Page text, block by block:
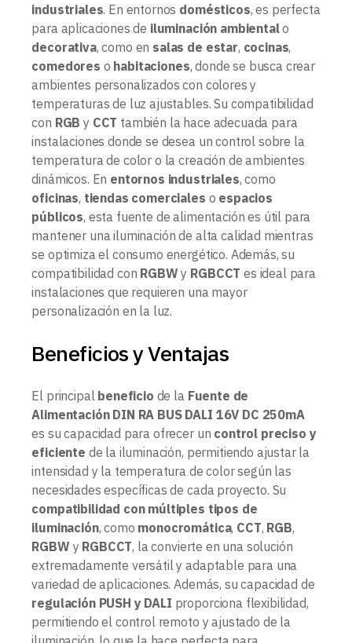
industriales. En entornos domésticos, es perfecta
para aplicaciones de iluminación ambientalo
decorativa, como en salas de estar, cocinas,
comedores o habitaciones, donde se busca crear
ambientes personalizados con colores y
temperaturas de luz ajustables. Su compatibilidad
con RGB y CCT también la hace adecuada para
instalaciones donde se desea un control sobre la
temperatura de color o la creación de ambientes
dinámicos. En entornos industriales, como
oficinas, tiendas comerciales o espacios
públicos, esta fuente de alimentación es útil para
mantener una iluminación de alta calidad mientras
se optimiza el consumo energético. Además, su
compatibilidad con RGBW y RGBCCT es ideal para
instalaciones que requieren una mayor
personalización en la luz.
Beneficios y Ventajas
El principal beneficio de la Fuente de
Alimentación DIN RA BUS DALI 16V DC 250mA
es su capacidad para ofrecer un control preciso y
eficiente de la iluminación, permitiendo ajustar la
intensidad y la temperatura de color según las
necesidades específicas de cada proyecto. Su
compatibilidad con múltiples tipos de
iluminación, como monocromática, CCT, RGB,
RGBW y RGBCCT, la convierte en una solución
extremadamente versátil y adaptable para una
variedad de aplicaciones. Además, su capacidad de
regulación PUSH y DALI proporciona flexibilidad,
permitiendo el control remoto y ajustado de la